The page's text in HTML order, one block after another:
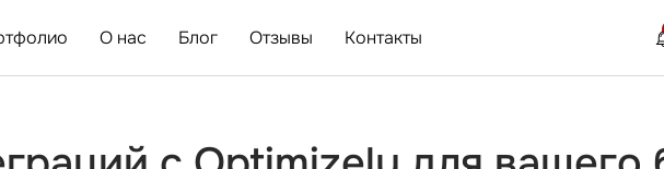
О нас Блог Отзывы Контакты